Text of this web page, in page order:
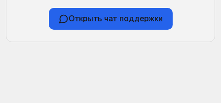
Открыть чат поддержки